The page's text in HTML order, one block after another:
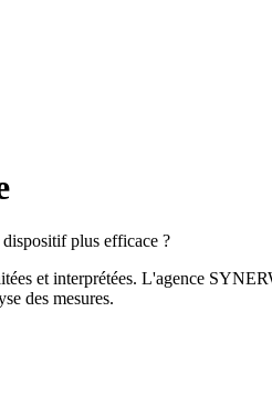
plus efficace ?
et interprétées. L'agence
des mesures.